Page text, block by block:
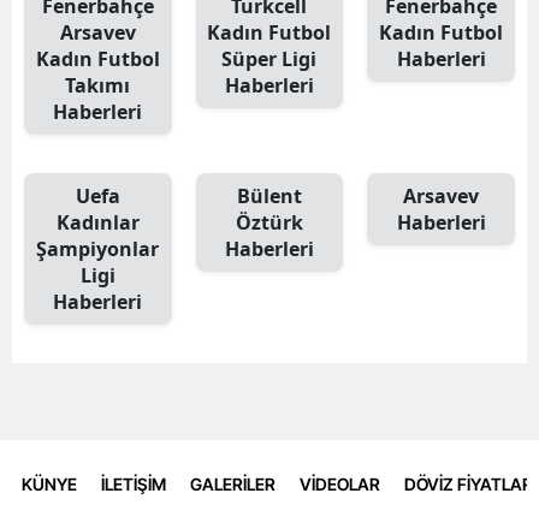
Fenerbahçe
Arsavev
Kadın Futbol
Takımı
Haberleri
Turkcell
Kadın Futbol
Süper Ligi
Haberleri
Fenerbahçe
Kadın Futbol
Haberleri
Uefa
Kadınlar
Şampiyonlar
Ligi
Haberleri
Bülent
Öztürk
Haberleri
Arsavev
Haberleri
KÜNYE İLETİŞİM GALERİLER VİDEOLAR DÖVİZ FİYATLARI